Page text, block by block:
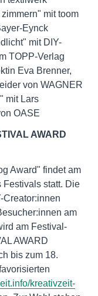
mit toom
Eynck
mit DIY-
TOPP-Verlag
Eva Brenner,
von WAGNER
mit Lars
OASE
AWARD
Award" findet am
Festivals statt. Die
Creator:innen
am
am Festival-
AWARD
bis zum 18.
kreativzeit-